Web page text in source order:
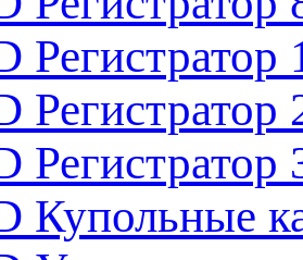
Регистратор
Регистратор
Регистратор
Купольные